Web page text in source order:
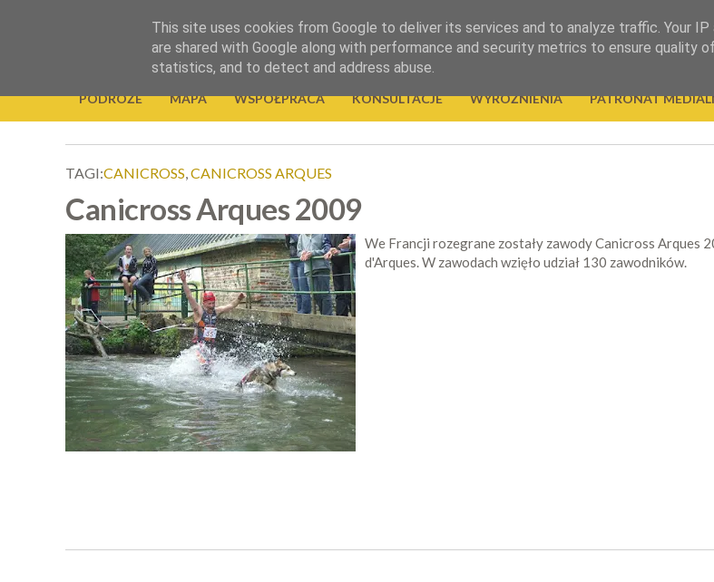
Okiem Obiektywu.
PODRÓŻE MAPA WSPÓŁPRACA KONSULTACJE WYRÓŻNIENIA PATRONAT
TAGI:CANICROSS,CANICROSS ARQUES
Canicross Arques 2009
We Francji rozegrane zostały zawody Canicross Arques
d'Arques. W zawodach wzięło udział 130 zawodników.
This site uses cookies from Google to deliver its services and to analyze traffic. Your IP
are shared with Google along with performance and security metrics to ensure quality
statistics, and to detect and address abuse.